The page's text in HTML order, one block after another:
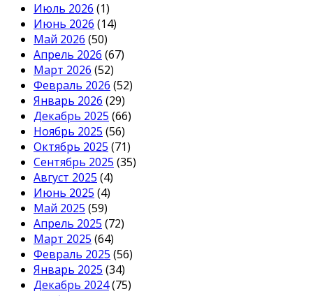
Июль 2026 (1)
Июнь 2026 (14)
Май 2026 (50)
Апрель 2026 (67)
Март 2026 (52)
Февраль 2026 (52)
Январь 2026 (29)
Декабрь 2025 (66)
Ноябрь 2025 (56)
Октябрь 2025 (71)
Сентябрь 2025 (35)
Август 2025 (4)
Июнь 2025 (4)
Май 2025 (59)
Апрель 2025 (72)
Март 2025 (64)
Февраль 2025 (56)
Январь 2025 (34)
Декабрь 2024(75)